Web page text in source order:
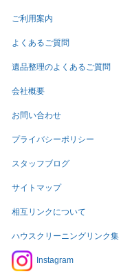
ご利用案内
よくあるご質問
遺品整理のよくあるご質問
会社概要
お問い合わせ
プライバシーポリシー
スタッフブログ
サイトマップ
相互リンクについて
ハウスクリーニングリンク集
Instagram